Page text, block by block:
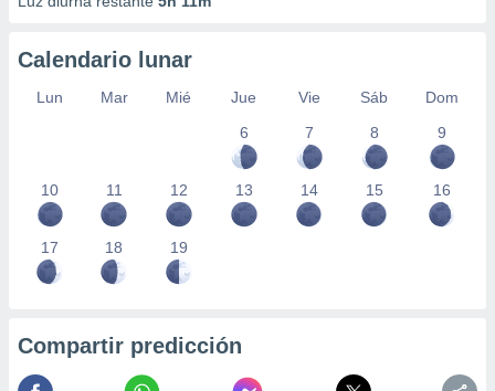
Calendario lunar
Lun Mar Mié Jue Vie Sáb
Dom
6
7 8 9
10 11 12 13 14 15 16
17 18 19
Compartir predicción